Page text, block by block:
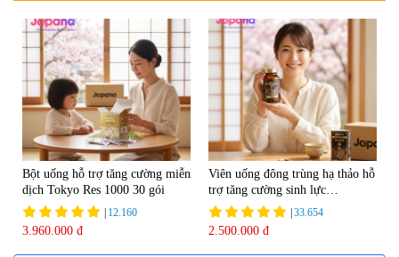
Bột uống hỗ trợ tăng cường miễn
dịch Tokyo Res 1000 30 gói
| 12.160
3.960.000 đ
Viên uống đông trùng hạ thảo hỗ
trợ tăng cường sinh lực
Tohchukasou Premium Yo
Group 180 viên - Date 08/2027
|33.654
2.500.000 đ